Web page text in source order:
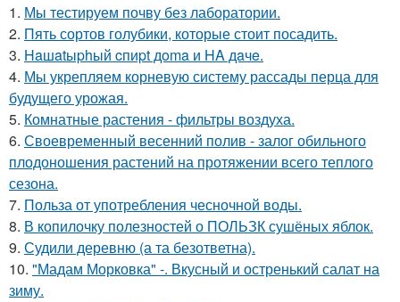
1. Мы тестируем почву без лаборатории.
2. Пять сортов голубики, которые стоит посадить.
3. Haшatыphый cпиpt дoma и HA дaчe.
4. Мы укрепляем корневую систему рассады перца для
будущего урожая.
5. Комнатные растения - фильтры воздуха.
6. Своевременный весенний полив - залог обильного
плодоношения растений на протяжении всего теплого
сезона.
7. Польза от употребления чесночной воды.
8. В копилочку полезностей о ПОЛЬЗК сушёных яблок.
9. Судили деревню (а та безответна).
10. "Мадам Морковка" -. Вкусный и остренький салат на
зиму.